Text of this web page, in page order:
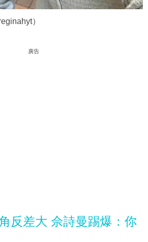
）
廣告
反差大 佘詩曼踢爆：你